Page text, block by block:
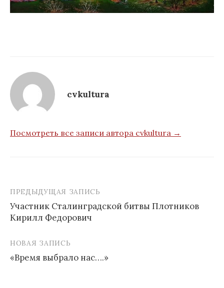
cvkultura
Посмотреть все записи автора cvkultura →
Навигация
по
ПРЕДЫДУЩАЯ ЗАПИСЬ
Участник Сталинградской битвы Плотников
Кирилл Федорович
НОВАЯ ЗАПИСЬ
«Время выбрало нас….»